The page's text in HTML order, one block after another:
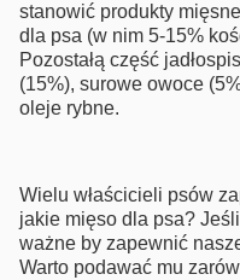
stanowić produkty
dla psa (w nim 5-15%
Pozostałą część
(15%), surowe owoce
oleje rybne.
Wielu właścicieli psów
jakie mięso dla psa?
ważne by zapewnić
Warto podawać mu